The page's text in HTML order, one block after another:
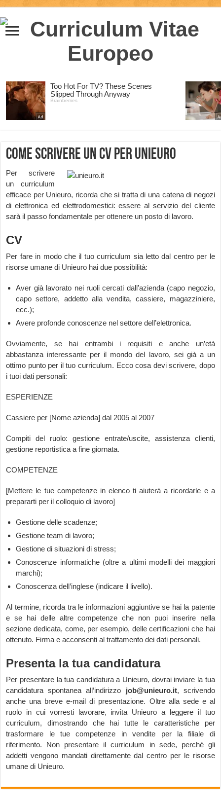
Come scrivere un CV per Unieuro
Per scrivere
un curriculum
efficace per Unieuro, ricorda che si tratta di una catena di negozi
di elettronica ed elettrodomestici: essere al servizio del cliente
sarà il passo fondamentale per ottenere un posto di lavoro.
CV
Per fare in modo che il tuo curriculum sia letto dal centro per le
risorse umane di Unieuro hai due possibilità:
Aver già lavorato nei ruoli cercati dall’azienda (capo negozio,
capo settore, addetto alla vendita, cassiere, magazziniere,
ecc.);
Avere profonde conoscenze nel settore dell’elettronica.
Ovviamente, se hai entrambi i requisiti e anche un’età
abbastanza interessante per il mondo del lavoro, sei già a un
ottimo punto per il tuo curriculum. Ecco cosa devi scrivere, dopo
i tuoi dati personali:
ESPERIENZE
Cassiere per [Nome azienda] dal 2005 al 2007
Compiti del ruolo: gestione entrate/uscite, assistenza clienti,
gestione reportistica a fine giornata.
COMPETENZE
[Mettere le tue competenze in elenco ti aiuterà a ricordarle e a
prepararti per il colloquio di lavoro]
Gestione delle scadenze;
Gestione team di lavoro;
Gestione di situazioni di stress;
Conoscenze informatiche (oltre a ultimi modelli dei maggiori
marchi);
Conoscenza dell’inglese (indicare il livello).
Al termine, ricorda tra le informazioni aggiuntive se hai la patente
e se hai delle altre competenze che non puoi inserire nella
sezione dedicata, come, per esempio, delle certificazioni che hai
ottenuto. Firma e acconsenti al trattamento dei dati personali.
Presenta la tua candidatura
Per presentare la tua candidatura a Unieuro, dovrai inviare la tua
candidatura spontanea all’indirizzo job@unieuro.it, scrivendo
anche una breve e-mail di presentazione. Oltre alla sede e al
ruolo in cui vorresti lavorare, invita Unieuro a leggere il tuo
curriculum, dimostrando che hai tutte le caratteristiche per
trasformare le tue competenze in vendite per la filiale di
riferimento. Non presentare il curriculum in sede, perché gli
addetti vengono mandati direttamente dal centro per le risorse
umane di Unieuro.